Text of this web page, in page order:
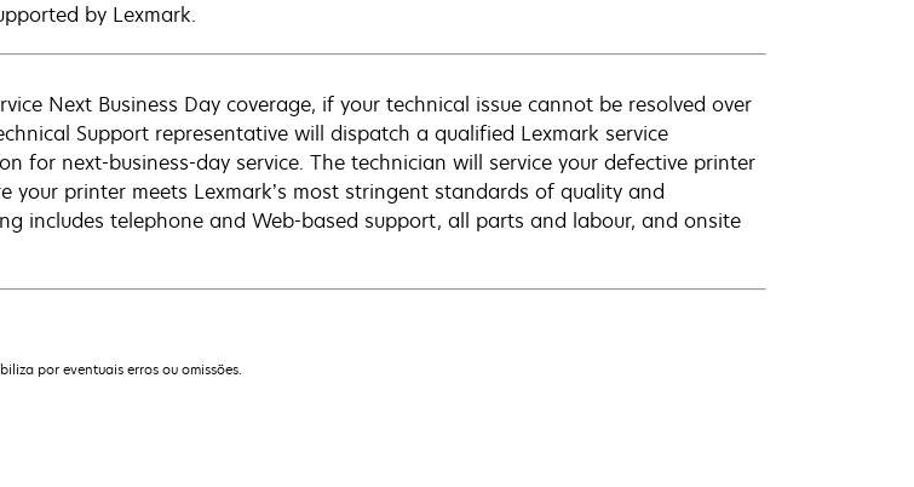
by Lexmark.
Next Business Day coverage, if your technical issue cannot be resolved over
Support representative will dispatch a qualified Lexmark service
for next-business-day service. The technician will service your defective printer
your printer meets Lexmark’s most stringent standards of quality and
includes telephone and Web-based support, all parts and labour, and onsite
por eventuais erros ou omissões.